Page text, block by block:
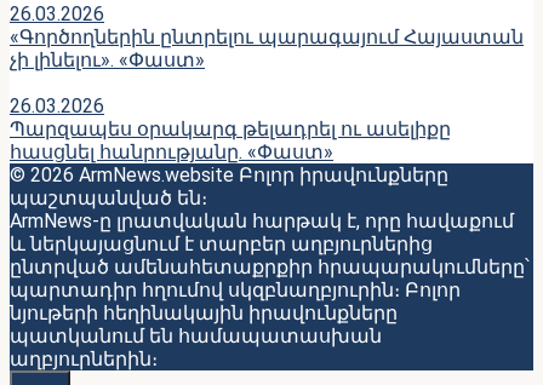
26.03.2026
«Գործողներին ընտրելու պարագայում Հայաստան
չի լինելու». «Փաստ»
26.03.2026
Պարզապես օրակարգ թելադրել ու ասելիքը
հասցնել հանրությանը. «Փաստ»
© 2026 ArmNews.website Բոլոր իրավունքները
պաշտպանված են։
ArmNews-ը լրատվական հարթակ է, որը հավաքում
և ներկայացնում է տարբեր աղբյուրներից
ընտրված ամենահետաքրքիր հրապարակումները՝
պարտադիր հղումով սկզբնաղբյուրին։ Բոլոր
նյութերի հեղինակային իրավունքները
պատկանում են համապատասխան
աղբյուրներին։